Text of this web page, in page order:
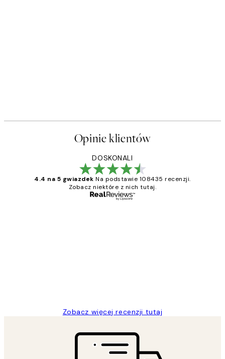
Opinie klientów
DOSKONALI
4.4 na 5 gwiazdek Na podstawie 108435 recenzji.
Zobacz niektóre z nich tutaj.
Zobacz więcej recenzji tutaj